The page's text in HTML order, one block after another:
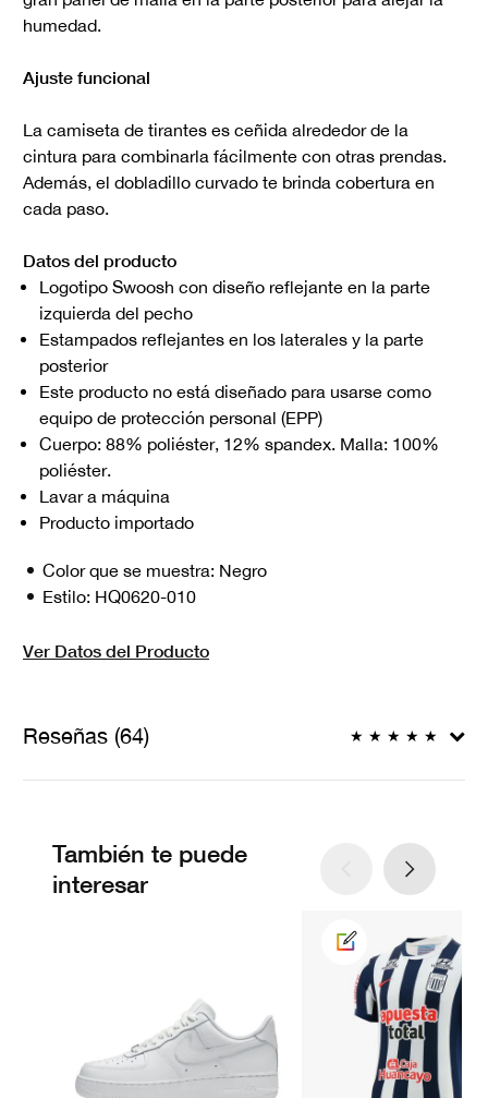
humedad.
Ajuste funcional
La camiseta de tirantes es ceñida alrededor de la
cintura para combinarla fácilmente con otras prendas.
Además, el dobladillo curvado te brinda cobertura en
cada paso.
Datos del producto
Logotipo Swoosh con diseño reflejante en la parte
izquierda del pecho
Estampados reflejantes en los laterales y la parte
posterior
Este producto no está diseñado para usarse como
equipo de protección personal (EPP)
Cuerpo: 88% poliéster, 12% spandex. Malla: 100%
poliéster.
Lavar a máquina
Producto importado
Color que se muestra: Negro
Estilo: HQ0620-010
Ver Datos del Producto
Reseñas (64) ★ ★ ★ ★ ★
También te puede
interesar